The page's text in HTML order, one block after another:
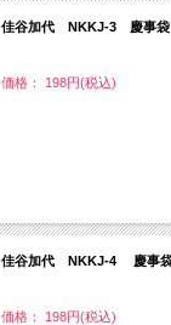
佳谷加代 NKKJ-3 慶事
価格： 198円(税込)
佳谷加代 NKKJ-4 慶事
価格： 198円(税込)